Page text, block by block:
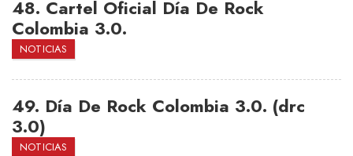
48. Cartel Oficial Día De Rock
Colombia 3.0.
NOTICIAS
49. Día De Rock Colombia 3.0. (drc
3.0)
NOTICIAS